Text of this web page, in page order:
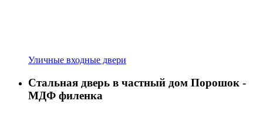
Уличные входные двери
Стальная дверь в частный дом Порошок -
МДФ филенка